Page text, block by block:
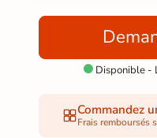
Disponible -
Commandez
Frais remboursés